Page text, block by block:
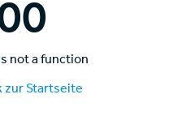
not a function
zur Startseite